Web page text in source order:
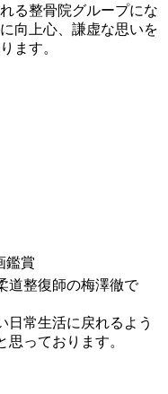
る整骨院グループにな
向上心、謙虚な思いを
ます。
鑑賞
道整復師の梅澤徹で
日常生活に戻れるよう
っております。